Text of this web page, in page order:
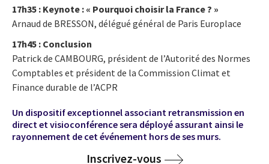
17h35 : Keynote : « Pourquoi choisir la France ? »
Arnaud de BRESSON, délégué général de Paris Europlace
17h45 : Conclusion
Patrick de CAMBOURG, président de l’Autorité des Normes
Comptables et président de la Commission Climat et
Finance durable de l’ACPR
Un dispositif exceptionnel associant retransmission en
direct et visioconférence sera déployé assurant ainsi le
rayonnement de cet événement hors de ses murs.
Inscrivez-vous